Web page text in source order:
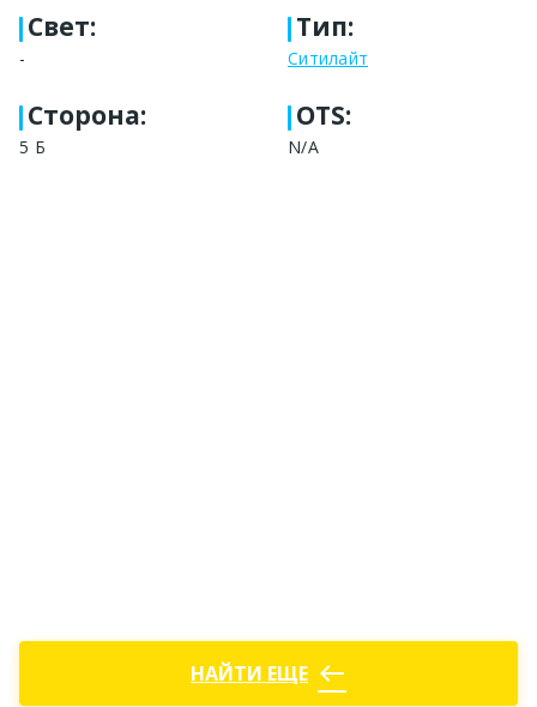
Свет:
-
Тип:
Ситилайт
Сторона:
5 Б
OTS:
N/A
НАЙТИ ЕЩЕ west